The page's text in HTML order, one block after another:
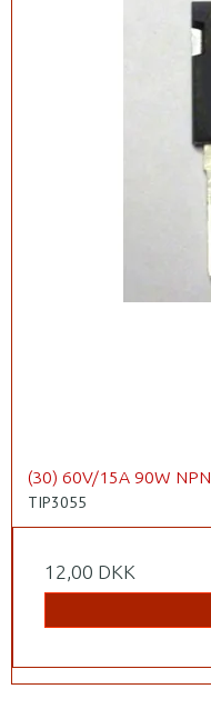
(30) 60V/15A 90W NPN
TIP3055
12,00 DKK